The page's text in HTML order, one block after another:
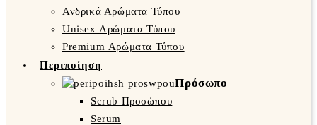
Ανδρικά Αρώματα Τύπου
Unisex Αρώματα Τύπου
Premium Αρώματα Τύπου
Περιποίηση
Πρόσωπο
Scrub Προσώπου
Serum